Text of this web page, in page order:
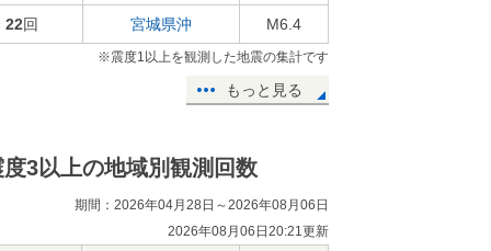
22回 宮城県沖 M6.4
※震度1以上を観測した地震の集計です
もっと見る
度3以上の地域別観測回数
期間：2026年04月28日～2026年08月06日
2026年08月06日20:21更新